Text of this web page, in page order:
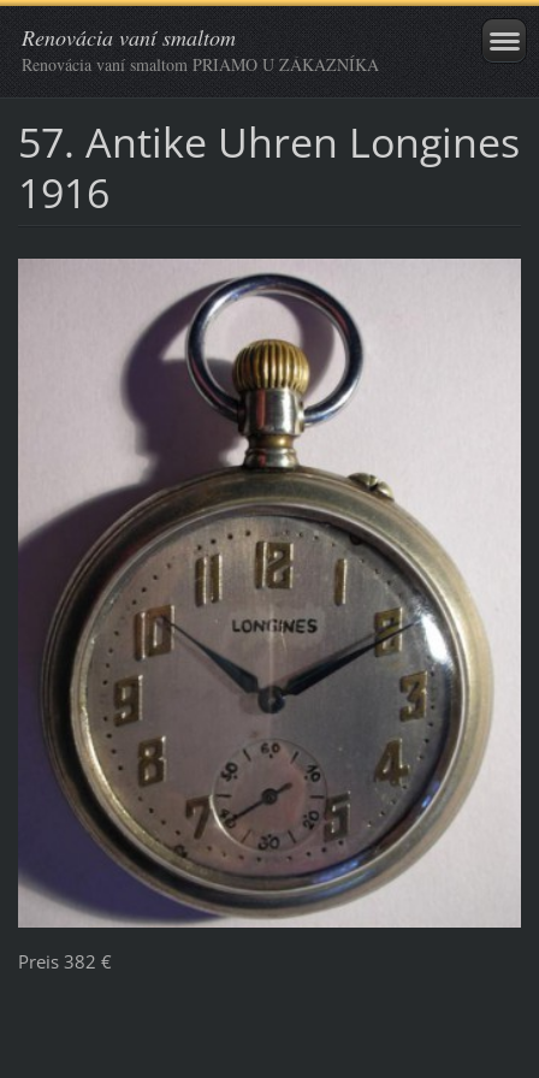
Renovácia vaní smaltom
Renovácia vaní smaltom PRIAMO U ZÁKAZNÍKA
57. Antike Uhren Longines
1916
Preis 382 €